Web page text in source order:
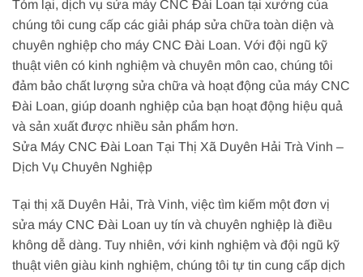
Tóm lại, dịch vụ sửa máy CNC Đài Loan tại xưởng của
chúng tôi cung cấp các giải pháp sửa chữa toàn diện và
chuyên nghiệp cho máy CNC Đài Loan. Với đội ngũ kỹ
thuật viên có kinh nghiệm và chuyên môn cao, chúng tôi
đảm bảo chất lượng sửa chữa và hoạt động của máy CNC
Đài Loan, giúp doanh nghiệp của bạn hoạt động hiệu quả
và sản xuất được nhiều sản phẩm hơn.
Sửa Máy CNC Đài Loan Tại Thị Xã Duyên Hải Trà Vinh –
Dịch Vụ Chuyên Nghiệp
Tại thị xã Duyên Hải, Trà Vinh, việc tìm kiếm một đơn vị
sửa máy CNC Đài Loan uy tín và chuyên nghiệp là điều
không dễ dàng. Tuy nhiên, với kinh nghiệm và đội ngũ kỹ
thuật viên giàu kinh nghiệm, chúng tôi tự tin cung cấp dịch